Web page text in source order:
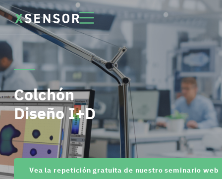
Colchón
Diseño I+D
Vea la repetición gratuita de nuestro seminario web